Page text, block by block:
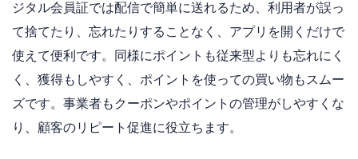
ジタル会員証では配信で簡単に送れるため、利用者が誤っ
て捨てたり、忘れたりすることなく、アプリを開くだけで
使えて便利です。同様にポイントも従来型よりも忘れにく
く、獲得もしやすく、ポイントを使っての買い物もスムー
ズです。事業者もクーポンやポイントの管理がしやすくな
り、顧客のリピート促進に役立ちます。